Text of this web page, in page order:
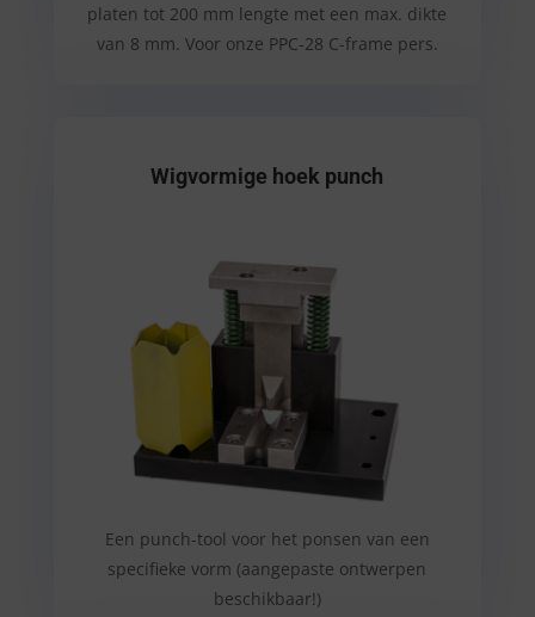
platen tot 200 mm lengte met een max. dikte
van 8 mm. Voor onze PPC-28 C-frame pers.
Wigvormige hoek punch
Een punch-tool voor het ponsen van een
specifieke vorm (aangepaste ontwerpen
beschikbaar!)